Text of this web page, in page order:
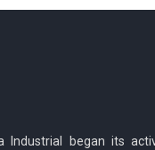
Industrial began its